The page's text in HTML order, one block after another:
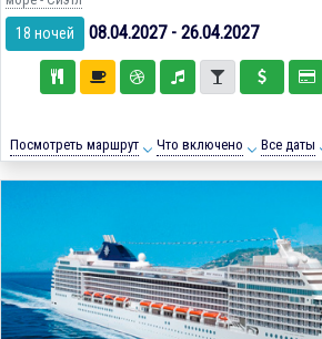
18 ночей 08.04.2027 - 26.04.2027
Посмотреть маршрут Что включено Все даты